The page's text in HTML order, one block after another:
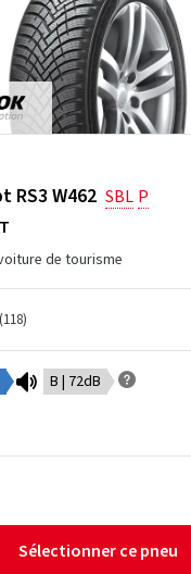
RS3 W462 SBL P
de tourisme
(118)
B | 72dB
Sélectionner ce pneu